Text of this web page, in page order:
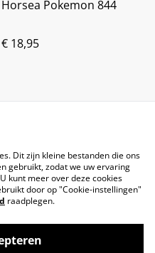
Horsea Pokemon 844
€ 18,95
Dit zijn kleine bestanden die ons
gebruikt, zodat we uw ervaring
kunt meer over deze cookies
door op "Cookie-instellingen"
raadplegen.